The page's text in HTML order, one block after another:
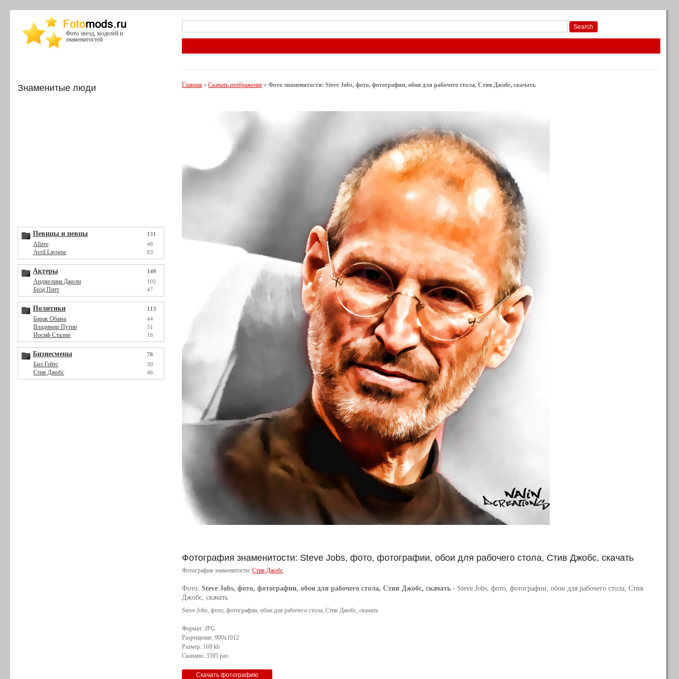
Фото звезд, моделей и
знаменитостей
Знаменитые люди
Певицы и певцы 131
Alizee 48
Avril Lavigne 83
Актеры 149
Анджелина Джоли 102
Брэд Питт 47
Политики 113
Барак Обама 44
Владимир Путин 51
Иосиф Сталин 18
Бизнесмены 76
Бил Гейтс 30
Стив Джобс 46
Главная » Скачать изображение » Фото знаменитости: Steve Jobs, фото, фотографии, обои для рабочего стола, Стив Джобс, скачать
Фотография знаменитости: Steve Jobs, фото, фотографии, обои для рабочего стола, Стив Джобс, скачать
Фотография знаменитости: Стив Джобс
Фото: Steve Jobs, фото, фотографии, обои для рабочего стола, Стив Джобс, скачать - Steve Jobs, фото, фотографии, обои для рабочего стола, Стив
Джобс, скачать
Steve Jobs, фото, фотографии, обои для рабочего стола, Стив Джобс, скачать
Формат: JPG
Разрещение: 900x1012
Размер: 169 kb
Скачано: 3595 раз